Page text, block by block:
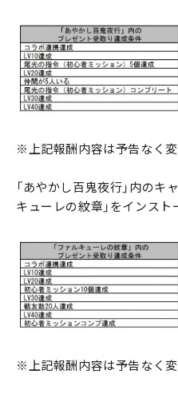
※上記報酬内容は予告なく
「あやかし百鬼夜行」内のキ
キューレの紋章」をインスト
※上記報酬内容は予告なく